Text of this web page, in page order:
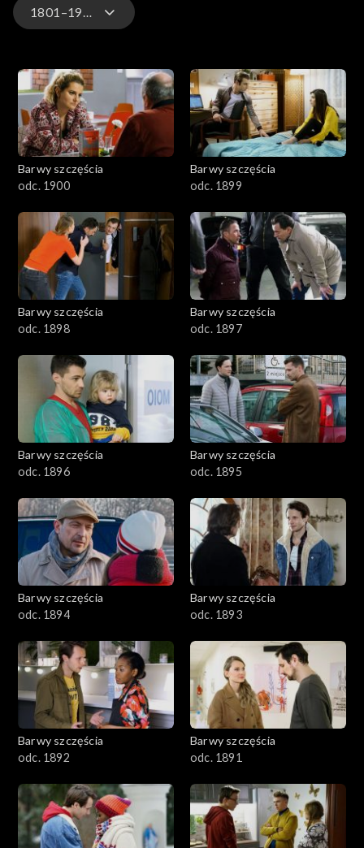
wypadku samochodowego.
1801–1900
3201-3300
3101-3200
3001-3100
2901-3000
2801–2900
2701–2800
2501–2600
2401–2500
2301–2400
2201–2300
2101–2200
2001–2100
1801–1900
1701–1800
1601–1700
1501–1600
1401–1500
Barwy szczęścia
odc. 1900
Barwy szczęścia
odc. 1899
Barwy szczęścia
odc. 1898
Barwy szczęścia
odc. 1897
Barwy szczęścia
odc. 1896
Barwy szczęścia
odc. 1895
Barwy szczęścia
odc. 1894
Barwy szczęścia
odc. 1893
Barwy szczęścia
odc. 1892
Barwy szczęścia
odc. 1891